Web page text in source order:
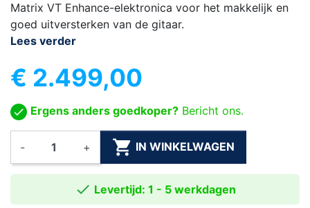
Matrix VT Enhance-elektronica voor het makkelijk en
goed uitversterken van de gitaar.
Lees verder
€ 2.499,00
Ergens anders goedkoper? Bericht ons.
- +  IN WINKELWAGEN
 Levertijd: 1 - 5 werkdagen